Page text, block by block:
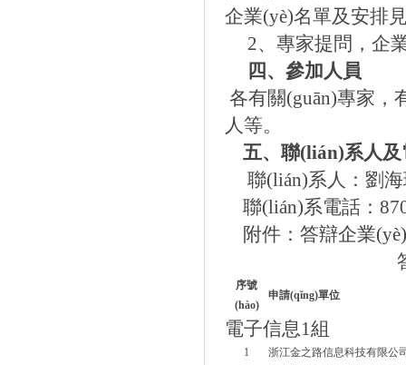
企業(yè)名單及安排見附
2、專家提問，
四、參加人員
各有關(guān)專家，
人等。
五、聯(lián)系人及
聯(lián)系人：劉海
聯(lián)系電話：
附件： 答辯企業
序號
(hào)
申請(qǐng)單位
電子信息1組
1
浙江金之路信息科技有限公